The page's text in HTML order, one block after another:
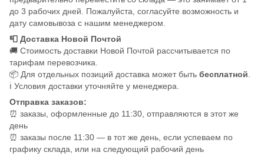
до 3 рабочих дней. Пожалуйста, согласуйте возможность и
дату самовывоза с нашим менеджером.
📮 Доставка Новой Почтой
🚚 Стоимость доставки Новой Почтой рассчитывается по
тарифам перевозчика.
📦 Для отдельных позиций доставка может быть бесплатной
ℹ️ Условия доставки уточняйте у менеджера.
Отправка заказов:
⏰ заказы, оформленные до 11:30, отправляются в этот же
день
⏰ заказы после 11:30 — в тот же день, если успеваем по
графику склада, или на следующий рабочий день